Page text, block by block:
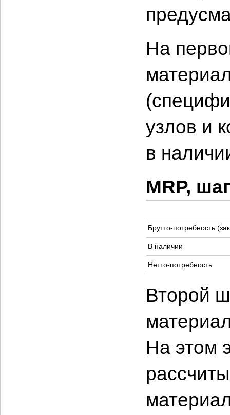
На
узлов и
в
MRP,
Брутто-потребность
В наличии
Нетто-потребность
Второй
На этом